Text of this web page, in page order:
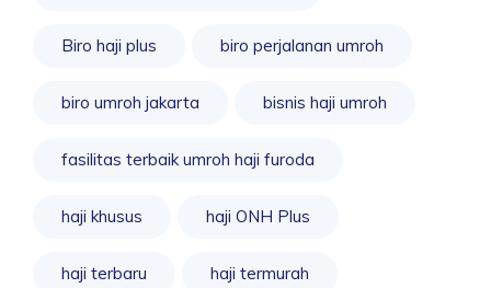
Biro haji plus biro perjalanan umroh
biro umroh jakarta bisnis haji umroh
fasilitas terbaik umroh haji furoda
haji khusus haji ONH Plus
haji terbaru haji termurah